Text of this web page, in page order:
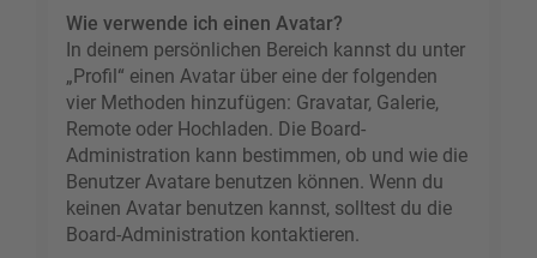
Wie verwende ich einen Avatar?
In deinem persönlichen Bereich kannst du unter
„Profil“ einen Avatar über eine der folgenden
vier Methoden hinzufügen: Gravatar, Galerie,
Remote oder Hochladen. Die Board-
Administration kann bestimmen, ob und wie die
Benutzer Avatare benutzen können. Wenn du
keinen Avatar benutzen kannst, solltest du die
Board-Administration kontaktieren.